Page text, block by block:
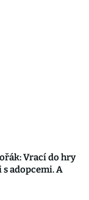
Vrací do hry
adopcemi. A